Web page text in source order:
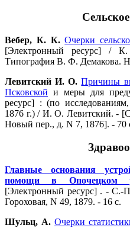
Вебер, К. К. Очерки
[Электронный ресурс] /
Типография В. Ф. Демакова.
Левитский И. О. Причины
Псковской и меры для
ресурс] : (по
1876 г.) / И. О. Левитский. -
Новый пер., д. N 7, 1876]. - 70
Главные основания
помощи в Опочецком
[Электронный ресурс] . - С.-
Гороховая, N 49, 1879. - 16 с.
Шульц, А. Очерки